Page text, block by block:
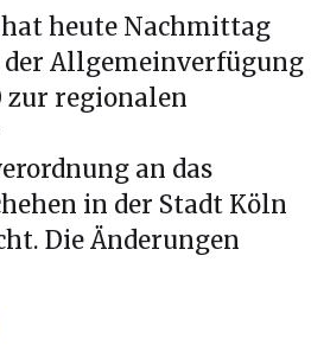
heute Nachmittag
der Allgemeinverfügung
zur regionalen
an das
in der Stadt Köln
Die Änderungen